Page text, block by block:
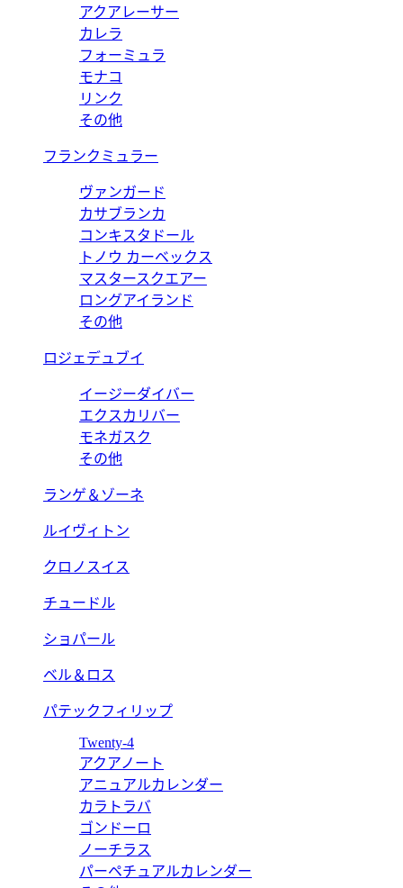
アクアレーサー
カレラ
フォーミュラ
モナコ
リンク
その他
フランクミュラー
ヴァンガード
カサブランカ
コンキスタドール
トノウ カーベックス
マスタースクエアー
ロングアイランド
その他
ロジェデュブイ
イージーダイバー
エクスカリバー
モネガスク
その他
ランゲ＆ゾーネ
ルイヴィトン
クロノスイス
チュードル
ショパール
ベル＆ロス
パテックフィリップ
Twenty-4
アクアノート
アニュアルカレンダー
カラトラバ
ゴンドーロ
ノーチラス
パーペチュアルカレンダー